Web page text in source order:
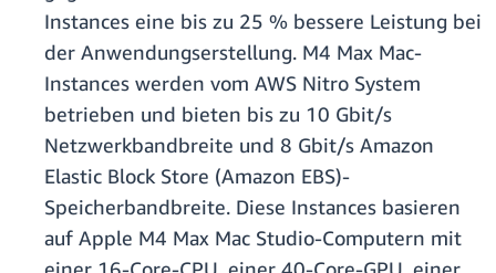
Instances eine bis zu 25 % bessere Leistung bei
der Anwendungserstellung. M4 Max Mac-
Instances werden vom AWS Nitro System
betrieben und bieten bis zu 10 Gbit/s
Netzwerkbandbreite und 8 Gbit/s Amazon
Elastic Block Store (Amazon EBS)-
Speicherbandbreite. Diese Instances basieren
auf Apple M4 Max Mac Studio-Computern mit